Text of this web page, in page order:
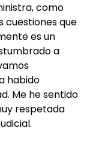
como
cuestiones que
es un
a
habido
Me he sentido
respetada